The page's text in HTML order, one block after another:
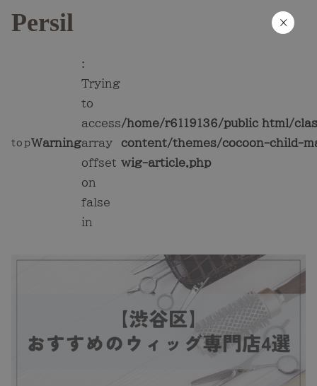
Persil
topWarning
:
Trying
to
access
array
offset
on
false
in
/home/r6119136/public_html/
content/themes/cocoon-child-
wig-article.php
×